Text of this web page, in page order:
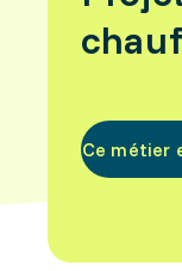
Ce métier